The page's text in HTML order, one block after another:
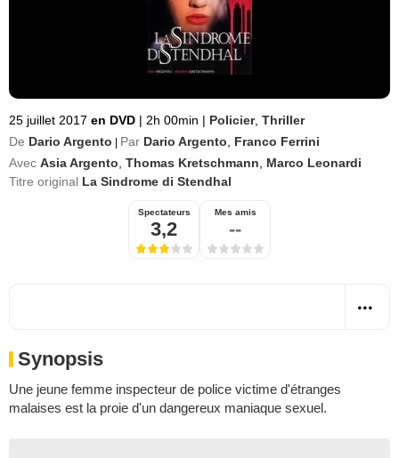
25 juillet 2017 en DVD | 2h 00min | Policier, Thriller
De Dario Argento Par Dario Argento
Franco Ferrini
Avec Asia Argento Thomas Kretschmann
Marco Leonardi
Titre original La Sindrome di Stendhal
Spectateurs
3,2
Mes amis
--
Synopsis
Une jeune femme inspecteur de police victime d'étranges
malaises est la proie d'un dangereux maniaque sexuel.